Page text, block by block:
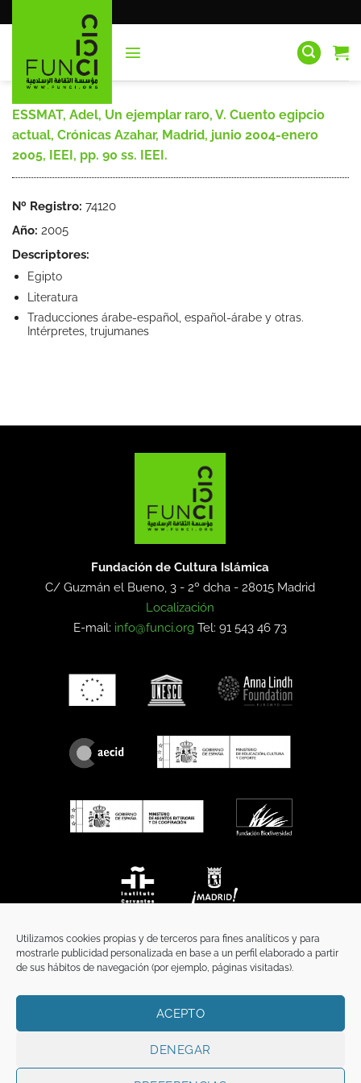
Utilizamos cookies propias y de terceros para fines analíticos y para
mostrarle publicidad personalizada en base a un perfil elaborado a partir
de sus hábitos de navegación (por ejemplo, páginas visitadas).
ACEPTO
DENEGAR
al
ESSMAT, Adel, Un ejemplar raro, V. Cuento egipcio
actual, Crónicas Azahar, Madrid, junio 2004-enero
2005, IEEI, pp. 90 ss. IEEI.
Nº Registro: 74120
Año: 2005
Descriptores:
Egipto
Literatura
Traducciones árabe-español, español-árabe y otras.
Intérpretes, trujumanes
Fundación de Cultura Islámica
C/ Guzmán el Bueno, 3 - 2º dcha -28015 Madrid
Localización
E-mail: info@funci.org Tel: 91 543 46 73
TÉRMINOS Y CONDICIONES
Copyright 2026 ©FunciFUNCI es titular de los derechos de propiedad